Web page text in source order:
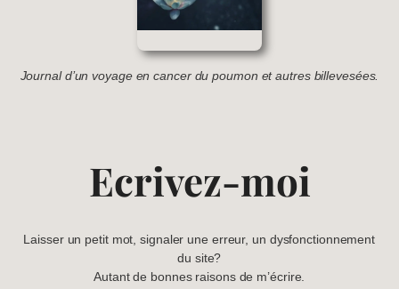
Journal d’un voyage en cancer du poumon et autres billevesées.
Ecrivez-moi
Laisser un petit mot, signaler une erreur, un dysfonctionnement
du site?
Autant de bonnes raisons de m’écrire.